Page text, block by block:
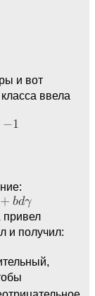
и вот
ввела
привел
и получил: